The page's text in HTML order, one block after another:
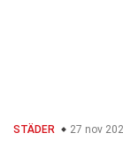
STÄDER 27 nov